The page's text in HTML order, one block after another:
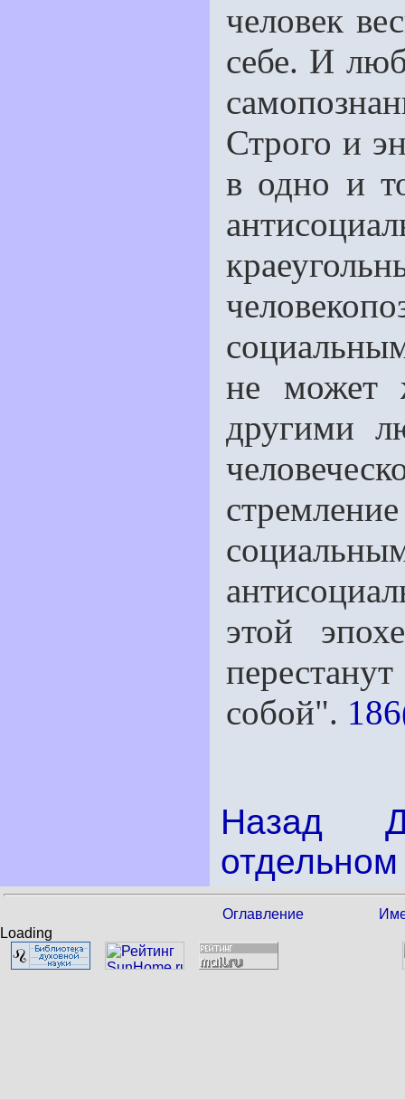
человек
себе. И
Строго и
в одно и
не может
другими
этой
собой".
Назад
Оглавление
Loading